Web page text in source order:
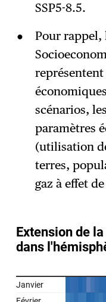
SSP5-8.5.
Pour rappel,
scénarios,
paramètres
(utilisation
terres,
gaz à effet